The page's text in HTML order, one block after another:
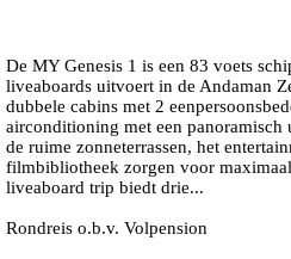
De MY Genesis 1 is een 83 voets
liveaboards uitvoert in de Andaman
dubbele cabins met 2
airconditioning met een panoramisch
de ruime zonneterrassen, het
filmbibliotheek zorgen voor
liveaboard trip biedt drie...
Rondreis o.b.v. Volpension